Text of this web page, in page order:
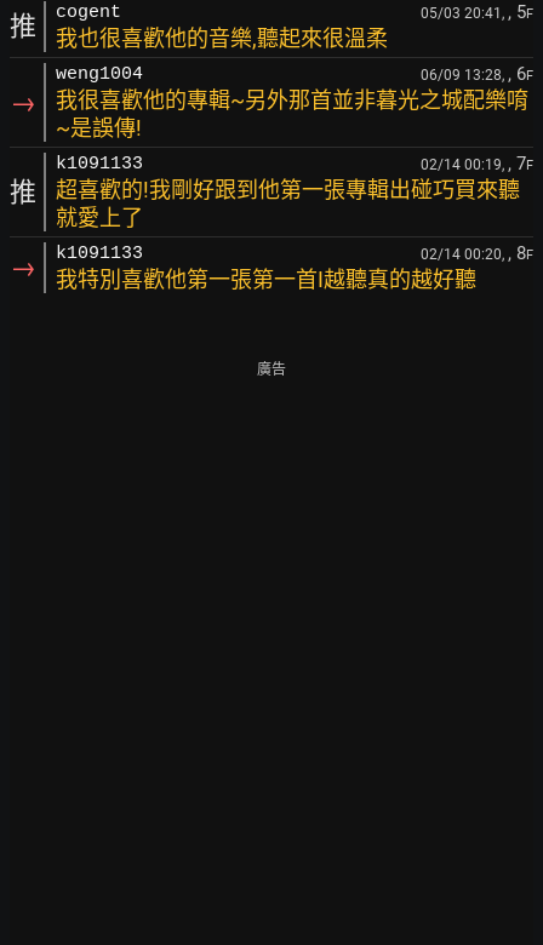
推 cogent 05/03 20:41, , 5F
我也很喜歡他的音樂,聽起來很溫柔
→
weng1004 06/09 13:28, , 6F
我很喜歡他的專輯~另外那首並非暮光之城配樂唷
~是誤傳!
推
k1091133 02/14 00:19, , 7F
超喜歡的!我剛好跟到他第一張專輯出碰巧買來聽
就愛上了
→ k1091133 02/14 00:20, , 8F
我特別喜歡他第一張第一首I越聽真的越好聽
廣告